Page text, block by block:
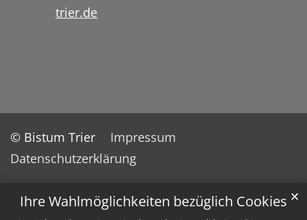
Ihre Wahlmöglichkeiten bezüglich Cookies ✕
trier.de
© Bistum Trier
Impressum
Datenschutzerklärung